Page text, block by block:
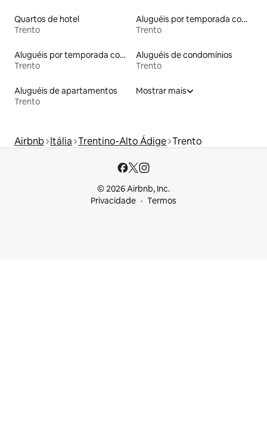
Quartos de hotel
Trento
Aluguéis por temporada com banheira de hidromassagem
Trento
Aluguéis por temporada com sauna
Trento
Aluguéis de condomínios
Trento
Aluguéis de apartamentos
Trento
Mostrar mais
Airbnb Itália Trentino-Alto Ádige Trento
© 2026 Airbnb, Inc.
Privacidade
Termos